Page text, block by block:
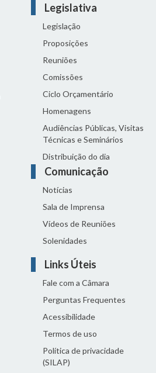
Legislativa
Legislação
Proposições
Reuniões
Comissões
Ciclo Orçamentário
Homenagens
Audiências Públicas, Visitas
Técnicas e Seminários
Distribuição do dia
Comunicação
Notícias
Sala de Imprensa
Vídeos de Reuniões
Solenidades
Links Úteis
Fale com a Câmara
Perguntas Frequentes
Acessibilidade
Termos de uso
Política de privacidade
(SILAP)